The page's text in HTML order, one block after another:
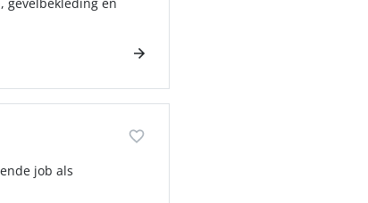
job als